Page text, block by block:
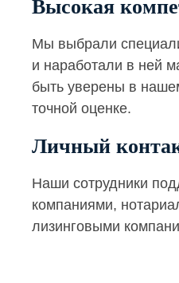
Высокая
Мы выбрали
и наработали в ней
быть уверены в
точной оценке.
Личный
Наши сотрудники
компаниями,
лизинговыми